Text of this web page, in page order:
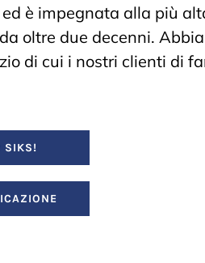
è impegnata alla più
oltre due decenni.
di cui i nostri clienti di
SIKS!